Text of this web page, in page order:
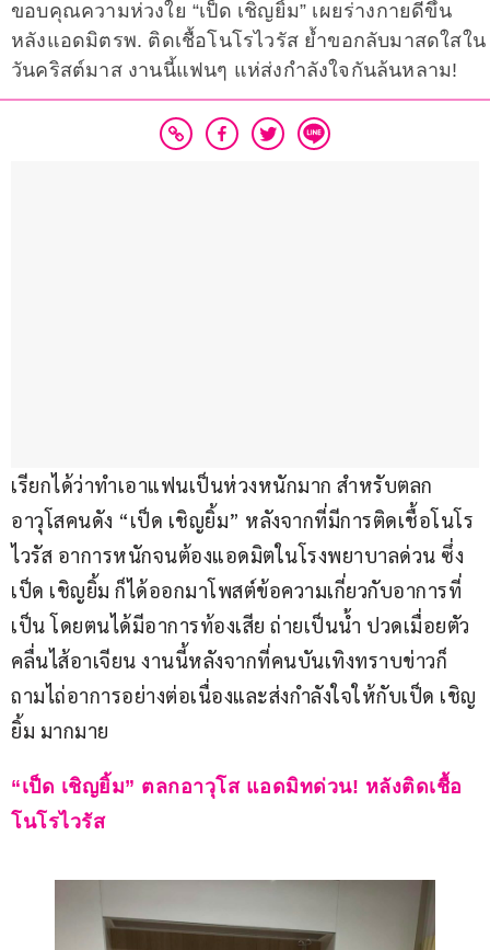
ขอบคุณความห่วงใย “เป็ด เชิญยิ้ม” เผยร่างกายดีขึ้น
หลังแอดมิตรพ. ติดเชื้อโนโรไวรัส ย้ำขอกลับมาสดใสใน
วันคริสต์มาส งานนี้แฟนๆ แห่ส่งกำลังใจกันล้นหลาม!
เรียกได้ว่าทำเอาแฟนเป็นห่วงหนักมาก สำหรับตลก
อาวุโสคนดัง “เป็ด เชิญยิ้ม” หลังจากที่มีการติดเชื้อโนโร
ไวรัส อาการหนักจนต้องแอดมิตในโรงพยาบาลด่วน ซึ่ง
เป็ด เชิญยิ้ม ก็ได้ออกมาโพสต์ข้อความเกี่ยวกับอาการที่
เป็น โดยตนได้มีอาการท้องเสีย ถ่ายเป็นน้ำ ปวดเมื่อยตัว
คลื่นไส้อาเจียน งานนี้หลังจากที่คนบันเทิงทราบข่าวก็
ถามไถ่อาการอย่างต่อเนื่องและส่งกำลังใจให้กับเป็ด เชิญ
ยิ้ม มากมาย
“เป็ด เชิญยิ้ม” ตลกอาวุโส แอดมิทด่วน! หลังติดเชื้อ
โนโรไวรัส